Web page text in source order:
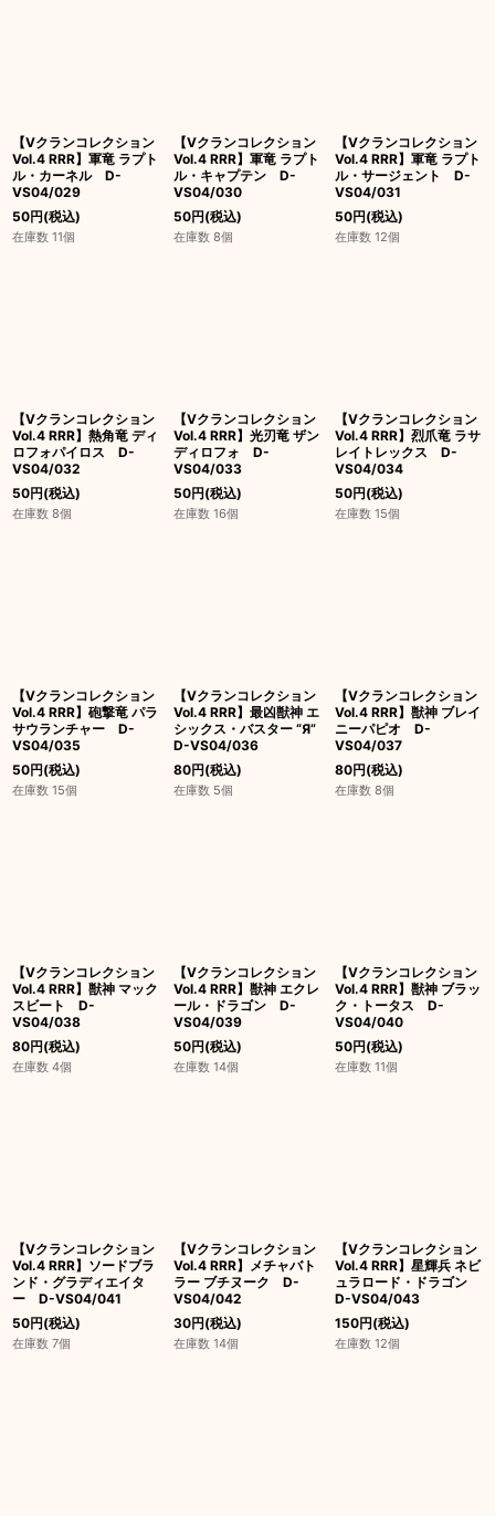
【Vクランコレクション
Vol.4 RRR】軍竜 ラプト
ル・カーネル D-
VS04/029
50円(税込)
在庫数 11個
【Vクランコレクション
Vol.4 RRR】軍竜 ラプト
ル・キャプテン D-
VS04/030
50円(税込)
在庫数 8個
【Vクランコレクション
Vol.4 RRR】軍竜 ラプト
ル・サージェント D-
VS04/031
50円(税込)
在庫数 12個
【Vクランコレクション
Vol.4 RRR】熱角竜 ディ
ロフォパイロス D-
VS04/032
50円(税込)
在庫数 8個
【Vクランコレクション
Vol.4 RRR】光刃竜 ザン
ディロフォ D-
VS04/033
50円(税込)
在庫数 16個
【Vクランコレクション
Vol.4 RRR】烈爪竜 ラサ
レイトレックス D-
VS04/034
50円(税込)
在庫数 15個
【Vクランコレクション
Vol.4 RRR】砲撃竜 パラ
サウランチャー D-
VS04/035
50円(税込)
在庫数 15個
【Vクランコレクション
Vol.4 RRR】最凶獣神 エ
シックス・バスター “Я”
D-VS04/036
80円(税込)
在庫数 5個
【Vクランコレクション
Vol.4 RRR】獣神 ブレイ
ニーパピオ D-
VS04/037
80円(税込)
在庫数 8個
【Vクランコレクション
Vol.4 RRR】獣神 マック
スビート D-
VS04/038
80円(税込)
在庫数 4個
【Vクランコレクション
Vol.4 RRR】獣神 エクレ
ール・ドラゴン D-
VS04/039
50円(税込)
在庫数 14個
【Vクランコレクション
Vol.4 RRR】獣神 ブラッ
ク・トータス D-
VS04/040
50円(税込)
在庫数 11個
【Vクランコレクション
Vol.4 RRR】ソードブラ
ンド・グラディエイタ
ー D-VS04/041
50円(税込)
在庫数 7個
【Vクランコレクション
Vol.4 RRR】メチャバト
ラー ブチヌーク D-
VS04/042
30円(税込)
在庫数 14個
【Vクランコレクション
Vol.4 RRR】星輝兵 ネビ
ュラロード・ドラゴン
D-VS04/043
150円(税込)
在庫数 12個